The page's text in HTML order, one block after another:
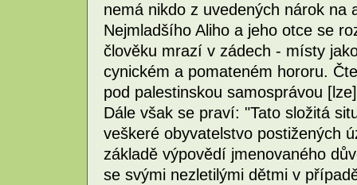
nemá nikdo z uvedených nárok
Nejmladšího Aliho a jeho otce se
člověku mrazí v zádech - místy
cynickém a pomateném hororu.
pod palestinskou samosprávou
Dále však se praví: "Tato složitá
veškeré obyvatelstvo postižených
základě výpovědí jmenovaného
se svými nezletilými dětmi v